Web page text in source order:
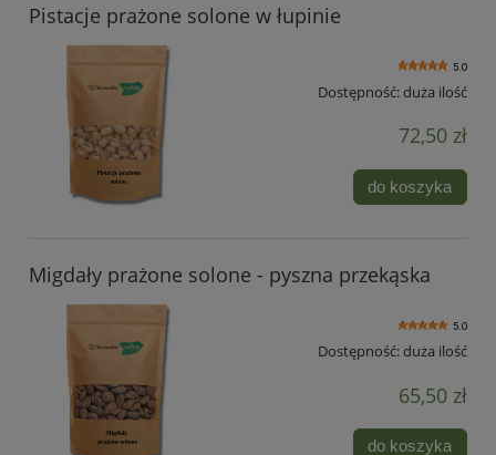
Pistacje prażone solone w łupinie
5.0
Dostępność:duża ilość
72,50 zł
do koszyka
Migdały prażone solone - pyszna przekąska
5.0
Dostępność:duża ilość
65,50 zł
do koszyka